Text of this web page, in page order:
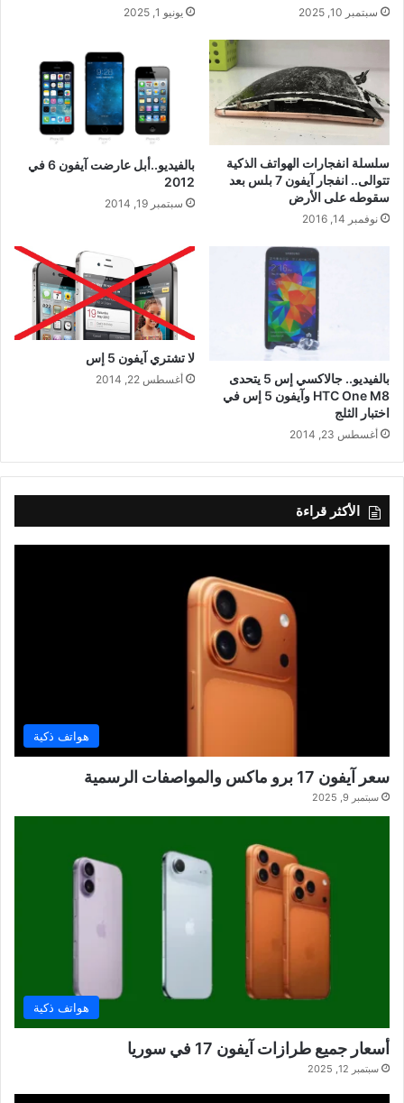
سبتمبر 10, 2025 يونيو 1, 2025
سلسلة انفجارات الهواتف الذكية
تتوالى.. انفجار آيفون 7 بلس بعد
سقوطه على الأرض
نوفمبر 14, 2016
بالفيديو..أبل عارضت آيفون 6 في
2012
سبتمبر 19, 2014
بالفيديو.. جالاكسي إس 5 يتحدى
HTC One M8 وآيفون 5 إس في
اختبار الثلج
أغسطس 23, 2014
لا تشتري آيفون 5 إس
أغسطس 22, 2014
الأكثر قراءة
هواتف ذكية
سعر آيفون 17 برو ماكس والمواصفات الرسمية
سبتمبر 9, 2025
هواتف ذكية
أسعار جميع طرازات آيفون 17 في سوريا
سبتمبر 12, 2025